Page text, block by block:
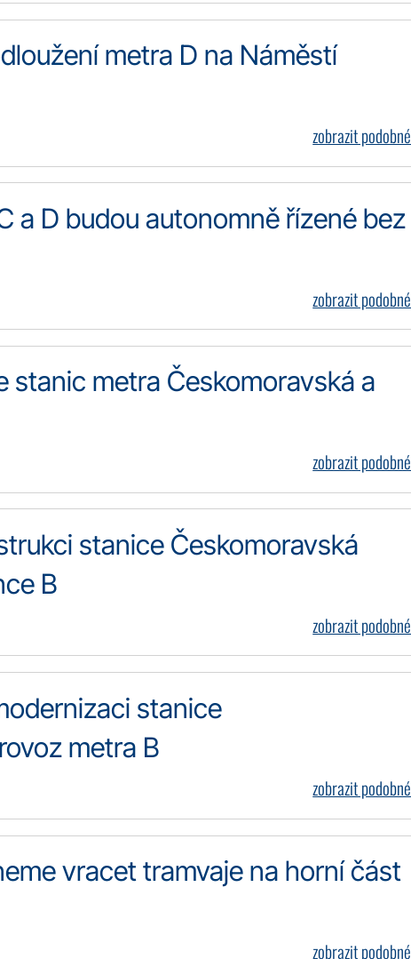
metra D na Náměstí
zobrazit podobné
a D budou autonomně řízené bez
zobrazit podobné
stanic metra Českomoravská a
zobrazit podobné
stanice Českomoravská
B
zobrazit podobné
stanice
metra B
zobrazit podobné
vracet tramvaje na horní část
zobrazit podobné